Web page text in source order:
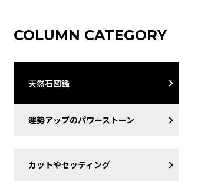
COLUMN CATEGORY
天然石図鑑
運勢アップのパワーストーン
カットやセッティング